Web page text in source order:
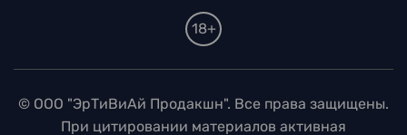
18+
© ООО "ЭрТиВиАй Продакшн". Все права защищены.
При цитировании материалов активная